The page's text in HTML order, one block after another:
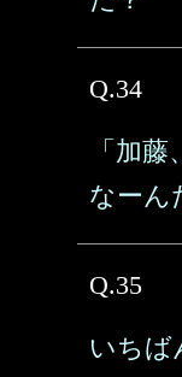
Q.34
「加
なーん
Q.35
いちば